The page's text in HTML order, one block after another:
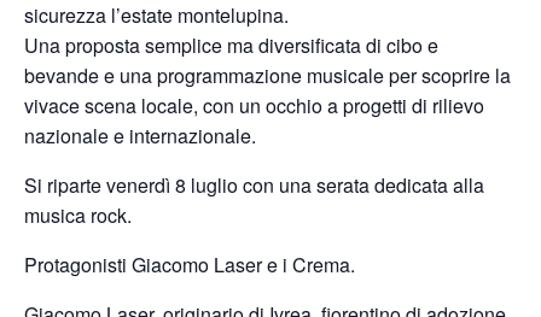
sicurezza l’estate montelupina.
Una proposta semplice ma diversificata di cibo e
bevande e una programmazione musicale per scoprire la
vivace scena locale, con un occhio a progetti di rilievo
nazionale e internazionale.
Si riparte venerdì 8 luglio con una serata dedicata alla
musica rock.
Protagonisti Giacomo Laser e i Crema.